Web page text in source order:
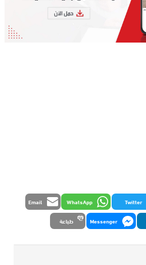
Twitter
WhatsApp
Email
Messenger طباعة